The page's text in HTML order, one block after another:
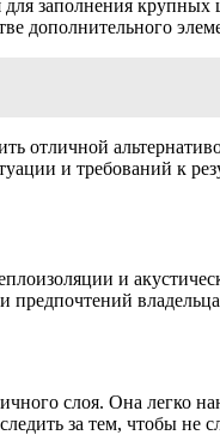
заполнения
дополнительного
отличной
и требований к
и
предпочтений
слоя. Она легко
за тем, чтобы